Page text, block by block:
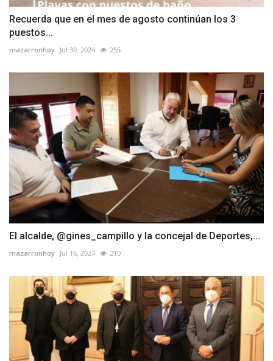
Recuerda que en el mes de agosto continúan los 3
puestos...
mazarronhoy Jul 30, 2024 255
El alcalde, @gines_campillo y la concejal de Deportes,...
mazarronhoy Jul 16, 2024 210